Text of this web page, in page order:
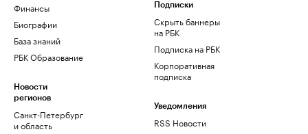
Финансы
Биографии
База знаний
РБК Образование
Новости
регионов
Санкт-Петербург
и область
Подписки
Скрыть баннеры
на РБК
Подписка на РБК
Корпоративная
подписка
Уведомления
RSS Новости